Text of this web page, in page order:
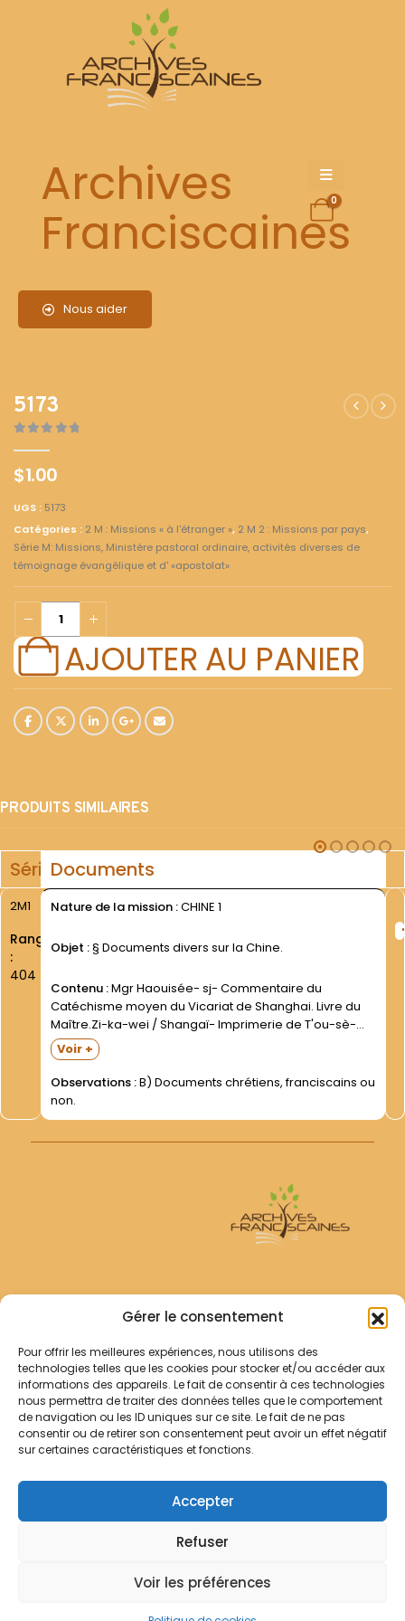
Gérer le consentement
Pour offrir les meilleures expériences, nous utilisons des
technologies telles que les cookies pour stocker et/ou accéder aux
informations des appareils. Le fait de consentir à ces technologies
nous permettra de traiter des données telles que le comportement
de navigation ou les ID uniques sur ce site. Le fait de ne pas
consentir ou de retirer son consentement peut avoir un effet négatif
sur certaines caractéristiques et fonctions.
Accepter
Refuser
Voir les préférences
Archives
Franciscaines
Nous aider
0
5173
$1.00
UGS : 5173
Catégories : 2 M : Missions « à l'étranger », 2 M 2 : Missions par pays,
Série M: Missions, Ministère pastoral ordinaire, activités diverses de
témoignage évangélique et d' «apostolat»
AJOUTER AU PANIER
PRODUITS SIMILAIRES
SérieDocuments
2M1
Rang
:
404
Nature de la mission :CHINE 1
Objet :§ Documents divers sur la Chine.
Contenu :Mgr Haouisée- sj- Commentaire du
Catéchisme moyen du Vicariat de Shanghai. Livre du
Maître.Zi-ka-wei / Shangaï- Imprimerie de T'ou-sè-
we- 1940.VIII-242 p. Relié pleine toile noire. P. Hermes
Feeters- ofm- Facultates quae Ordinarii et Missionnarii
in Sinis habere solent."" cum brevi...
Voir +
Observations :B) Documents chrétiens, franciscains ou
non.
Archives Franciscaines
RECHERCHER
Comment chercher ?
Les archives
Notre démarche
Contact